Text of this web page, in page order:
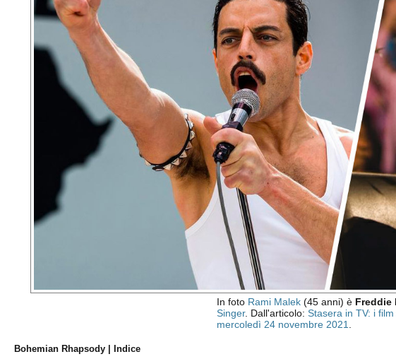
In foto Rami Malek(45 anni) è Freddie
Singer. Dall'articolo: Stasera in TV: i
mercoledì 24 novembre 2021
Bohemian Rhapsody | Indice